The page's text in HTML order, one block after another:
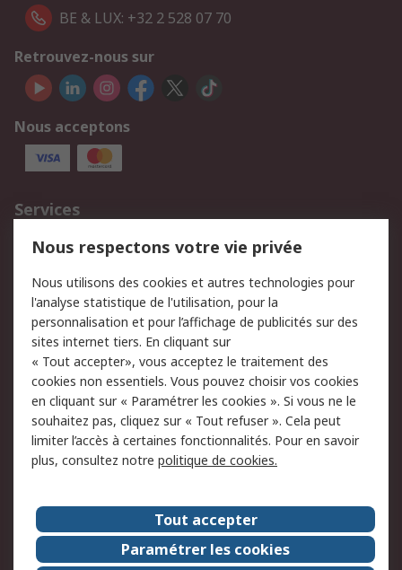
BE & LUX: +32 2 528 07 70
Retrouvez-nous sur
Nous acceptons
Services
750.000 produits
2.500 marques
Retours
Support technique
Track & trace
Legal
Politique de cookies
Sécurité des e-mails
Politique de protection
des données - Mise à
jour
Conditions générales
de vente
A propos de RS
Le groupe RS Group
A propos de RS
Nous respectons votre vie privée
Nous utilisons des cookies et autres technologies pour
l'analyse statistique de l'utilisation, pour la
personnalisation et pour l’affichage de publicités sur des
sites internet tiers. En cliquant sur
« Tout accepter», vous acceptez le traitement des
cookies non essentiels. Vous pouvez choisir vos cookies
en cliquant sur « Paramétrer les cookies ». Si vous ne le
souhaitez pas, cliquez sur « Tout refuser ». Cela peut
limiter l’accès à certaines fonctionnalités. Pour en savoir
plus, consultez notre politique de cookies.
Tout accepter
Paramétrer les cookies